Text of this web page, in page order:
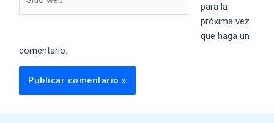
web
para la
próxima vez
que haga un
comentario.